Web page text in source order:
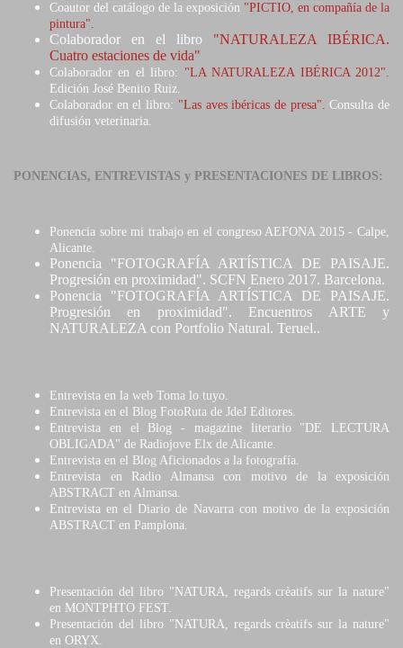
Coautor del catálogo de la exposición "PICTIO, en compañía de la
pintura".
Colaborador en el libro "NATURALEZA IBÉRICA.
Cuatro estaciones de vida"
Colaborador en el libro: "LA NATURALEZA IBÉRICA 2012".
Edición José Benito Ruiz.
Colaborador en el libro: "Las aves ibéricas de presa". Consulta de
difusión veterinaria.
PONENCIAS, ENTREVISTAS y PRESENTACIONES DE LIBROS:
Ponencia sobre mi trabajo en el congreso AEFONA 2015 - Calpe,
Alicante.
Ponencia "FOTOGRAFÍA ARTÍSTICA DE PAISAJE.
Progresión en proximidad". SCFN Enero 2017. Barcelona.
Ponencia "FOTOGRAFÍA ARTÍSTICA DE PAISAJE.
Progresión en proximidad". Encuentros ARTE y
NATURALEZA con Portfolio Natural. Teruel..
Entrevista en la web Toma lo tuyo.
Entrevista en el Blog FotoRuta de JdeJ Editores.​
Entrevista en el Blog - magazine literario "DE LECTURA
OBLIGADA" de Radiojove Elx de Alicante.
Entrevista en el Blog Aficionados a la fotografía.
Entrevista en Radio Almansa con motivo de la exposición
ABSTRACT en Almansa.
Entrevista en el Diario de Navarra con motivo de la exposición
ABSTRACT en Pamplona.
Presentación del libro "NATURA, regards crèatifs sur la nature"
en MONTPHTO FEST.
Presentación del libro "NATURA, regards crèatifs sur la nature"
en ORYX.